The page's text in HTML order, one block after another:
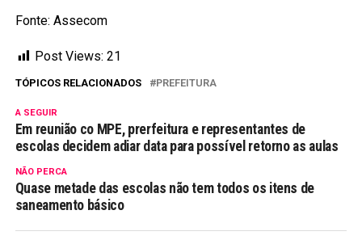
Fonte: Assecom
Post Views: 21
TÓPICOS RELACIONADOS PREFEITURA
A SEGUIR
Em reunião co MPE, prerfeitura e representantes de
escolas decidem adiar data para possível retorno as aulas
NÃO PERCA
Quase metade das escolas não tem todos os itens de
saneamento básico